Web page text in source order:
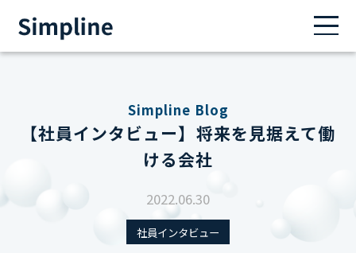
Simpline Blog
【社員インタビュー】将来を見据えて働
ける会社
2022.06.30
社員インタビュー